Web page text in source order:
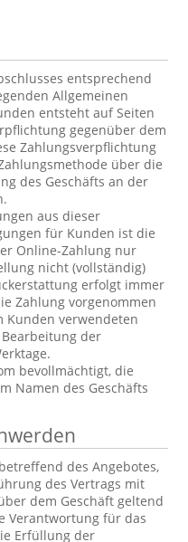
entsprechend
Allgemeinen
entsteht auf Seiten
gegenüber dem
Zahlungsverpflichtung
über die
des Geschäfts an der
aus dieser
für Kunden ist die
Online-Zahlung nur
nicht (vollständig)
erfolgt immer
Zahlung vorgenommen
Kunden verwendeten
der
bevollmächtigt, die
Namen des Geschäfts
des Angebotes,
des Vertrags mit
dem Geschäft geltend
Verantwortung für das
Erfüllung der